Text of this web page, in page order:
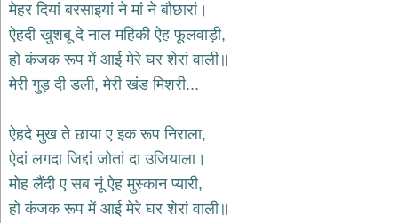
साईं
भजन
sai
bhajans
जैन
jain
bhajans
दुर्गा
भजन
durga
bhajans
मेहर दियां बरसाइयां ने मां ने बौछारां।
ऐहदी खुशबू दे नाल महिकी ऐह फूलवाड़ी,
हो कंजक रूप में आई मेरे घर शेरां वाली॥
मेरी गुड़ दी डली, मेरी खंड मिशरी...
ऐहदे मुख ते छाया ए इक रूप निराला,
ऐदां लगदा जिद्दां जोतां दा उजियाला।
मोह लैंदी ए सब नूं ऐह मुस्कान प्यारी,
हो कंजक रूप में आई मेरे घर शेरां वाली॥